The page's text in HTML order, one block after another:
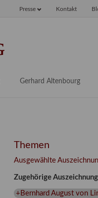
Kontakt
Presse
Gerhard Altenbourg
Themen
Ausgewählte
Zugehörige
+Bernhard August von